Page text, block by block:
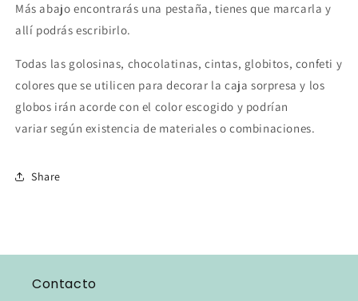
Más abajo encontrarás una pestaña, tienes que marcarla y
allí podrás escribirlo.
Todas las golosinas, chocolatinas, cintas, globitos, confeti y
colores que se utilicen para decorar la caja sorpresa y los
globos irán acorde con el color escogido y podrían
variar según existencia de materiales o combinaciones.
Share
Contacto